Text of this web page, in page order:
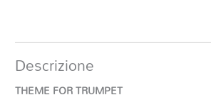
Descrizione
THEME FOR TRUMPET